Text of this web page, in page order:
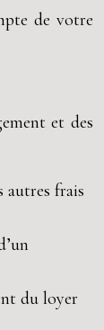
de votre
et des
autres frais
du loyer